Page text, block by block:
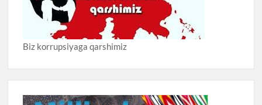
Biz korrupsiyaga qarshimiz